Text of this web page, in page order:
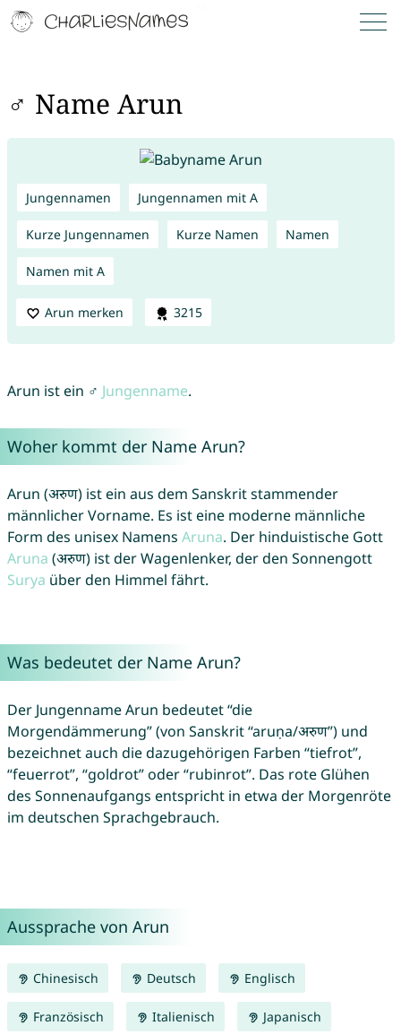
♂ Name Arun
Jungennamen Jungennamen mit A
Kurze Jungennamen Kurze Namen Namen
Namen mit A
Arun merken 3215
Arun ist ein ♂ Jungenname.
Woher kommt der Name Arun?
Arun (अरुण) ist ein aus dem Sanskrit stammender
männlicher Vorname. Es ist eine moderne männliche
Form des unisex Namens Aruna. Der hinduistische Gott
Aruna (अरुण) ist der Wagenlenker, der den Sonnengott
Surya über den Himmel fährt.
Was bedeutet der Name Arun?
Der Jungenname Arun bedeutet “die
Morgendämmerung” (von Sanskrit “aruṇa/अरुण”) und
bezeichnet auch die dazugehörigen Farben “tiefrot”,
“feuerrot”, “goldrot” oder “rubinrot”. Das rote Glühen
des Sonnenaufgangs entspricht in etwa der Morgenröte
im deutschen Sprachgebrauch.
Aussprache von Arun
Chinesisch Deutsch Englisch
Französisch Italienisch Japanisch